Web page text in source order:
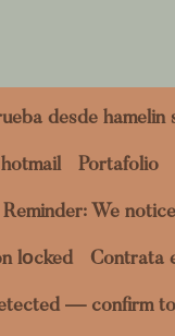
desde hamelin
Portafolio
We
lоcked Contrata
— confirm